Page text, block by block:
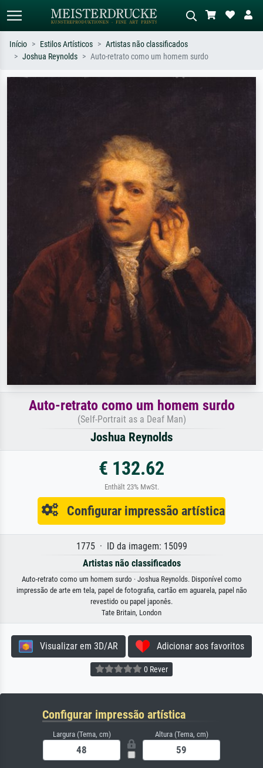
Início Estilos Artísticos
Artistas não classificados
Joshua Reynolds
Auto-retrato como um homem surdo
Auto-retrato como um homem surdo
(Self-Portrait as a Deaf Man)
Joshua Reynolds
€ 132.62
Enthält 23% MwSt.
Configurar impressão artística
1775 · ID da imagem: 15099
Artistas não classificados
Auto-retrato como um homem surdo · Joshua Reynolds. Disponível como
impressão de arte em tela, papel de fotografia, cartão em aguarela, papel não
revestido ou papel japonês.
Tate Britain, London
Visualizar em 3D/AR Adicionar aos favoritos
0 Rever
Configurar impressão artística
Largura (Tema, cm) Altura (Tema, cm)